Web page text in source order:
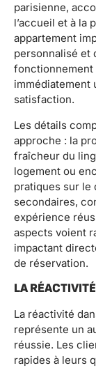
parisienne,
l’accueil et à la
appartement
personnalisé et
fonctionnement
immédiatement
satisfaction.
Les détails
approche : la
fraîcheur du
logement ou
pratiques sur le
secondaires,
expérience
aspects voient
impactant
de réservation.
LA
La réactivité
représente un
réussie. Les
rapides à leurs